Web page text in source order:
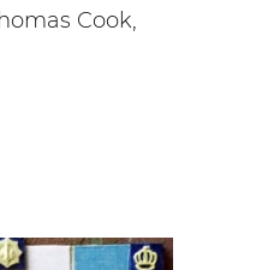
Cook,